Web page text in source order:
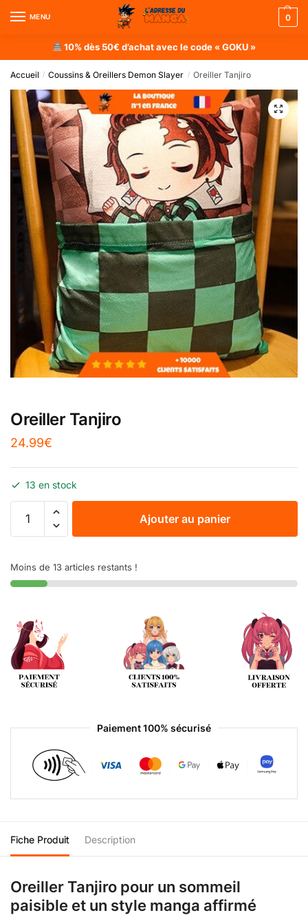
MENU 0
10% dès 50€ d’achat avec le code « GOKU »
Accueil / Coussins & Oreillers Demon Slayer / Oreiller Tanjiro
Oreiller Tanjiro
24.99€
13 en stock
Ajouter au panier
Moins de 13 articles restants !
Paiement 100% sécurisé
Fiche Produit Description
Oreiller Tanjiro pour un sommeil
paisible et un style manga affirmé